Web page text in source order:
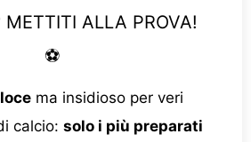
METTITI ALLA PROVA!
⚽
ma insidioso per veri
calcio: solo i più preparati